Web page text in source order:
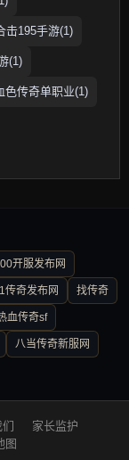
击195手游(1)
(1)
色传奇单职业(1)
开服发布网
传奇发布网 找传奇
血传奇sf
八当传奇新服网
家长监护
图